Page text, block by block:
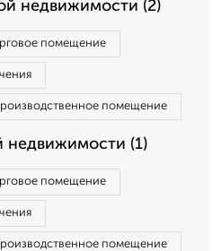
недвижимости (2)
помещение
помещение
недвижимости (1)
помещение
помещение